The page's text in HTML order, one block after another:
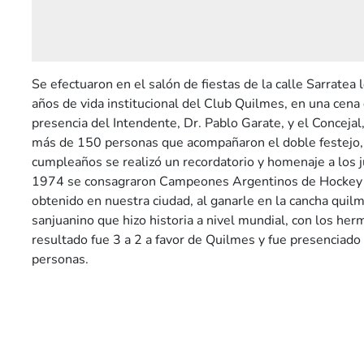
Se efectuaron en el salón de fiestas de la calle
años de vida institucional del Club Quilmes, en una
presencia del Intendente, Dr. Pablo Garate, y el
más de 150 personas que acompañaron el doble
cumpleaños se realizó un recordatorio y homenaje a los
1974 se consagraron Campeones Argentinos de
obtenido en nuestra ciudad, al ganarle en la cancha
sanjuanino que hizo historia a nivel mundial, con los
resultado fue 3 a 2 a favor de Quilmes y fue
personas.